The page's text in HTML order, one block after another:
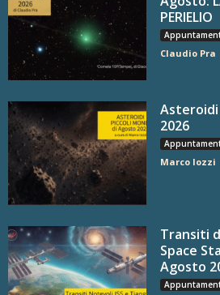
PERIELIO
Claudio Pra
2026
Marco Iozzi
Transiti
Space
Agosto